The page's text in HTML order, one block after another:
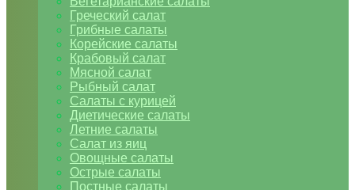
Греческий салат
Грибные салаты
Корейские салаты
Крабовый салат
Мясной салат
Рыбный салат
Салаты с курицей
Диетические салаты
Летние салаты
Салат из яиц
Овощные салаты
Острые салаты
Постные салаты